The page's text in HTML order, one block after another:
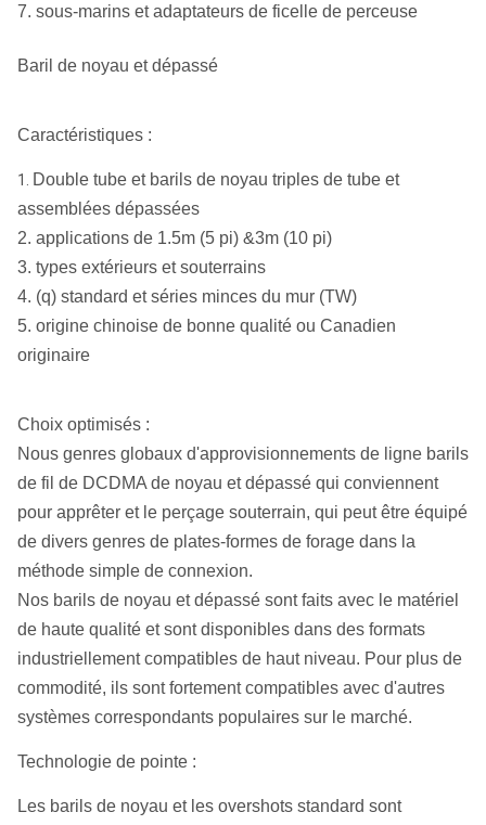
7. sous-marins et adaptateurs de ficelle de perceuse
Baril de noyau et dépassé
Caractéristiques :
1.
Double tube et barils de noyau triples de tube et
assemblées dépassées
2. applications de 1.5m (5 pi) &3m (10 pi)
3. types extérieurs et souterrains
4. (q) standard et séries minces du mur (TW)
5. origine chinoise de bonne qualité ou Canadien
originaire
Choix optimisés :
Nous genres globaux d'approvisionnements de ligne barils
de fil de DCDMA de noyau et dépassé qui conviennent
pour apprêter et le perçage souterrain, qui peut être équipé
de divers genres de plates-formes de forage dans la
méthode simple de connexion.
Nos barils de noyau et dépassé sont faits avec le matériel
de haute qualité et sont disponibles dans des formats
industriellement compatibles de haut niveau. Pour plus de
commodité, ils sont fortement compatibles avec d'autres
systèmes correspondants populaires sur le marché.
Technologie de pointe :
Les barils de noyau et les overshots standard sont